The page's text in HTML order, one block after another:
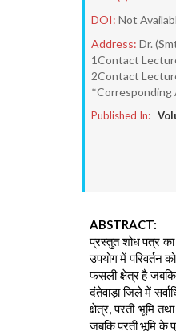
DOI: Not
Address: Dr.
1Contact
2Contact
*Corresponding
Published In:
ABSTRACT:
प्रस्तुत शोध पत्र
उपयोग में परिवर्तन
फसली क्षेत्र है
दंतेवाड़ा जिले में
क्षेत्र, परती भूमि
जबकि परती भूमि के